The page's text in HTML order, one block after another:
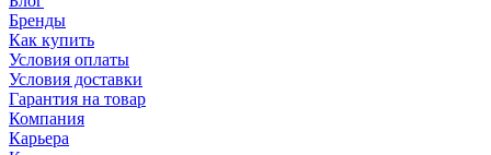
Бренды
Как купить
Условия оплаты
Условия доставки
Гарантия на товар
Компания
Карьера